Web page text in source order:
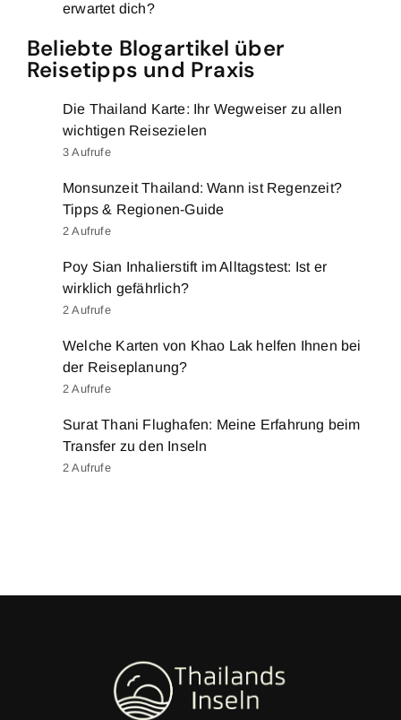
erwartet dich?
Beliebte Blogartikel über
Reisetipps und Praxis
Die Thailand Karte: Ihr Wegweiser zu allen
wichtigen Reisezielen
3 Aufrufe
Monsunzeit Thailand: Wann ist Regenzeit?
Tipps & Regionen-Guide
2 Aufrufe
Poy Sian Inhalierstift im Alltagstest: Ist er
wirklich gefährlich?
2 Aufrufe
Welche Karten von Khao Lak helfen Ihnen bei
der Reiseplanung?
2 Aufrufe
Surat Thani Flughafen: Meine Erfahrung beim
Transfer zu den Inseln
2 Aufrufe